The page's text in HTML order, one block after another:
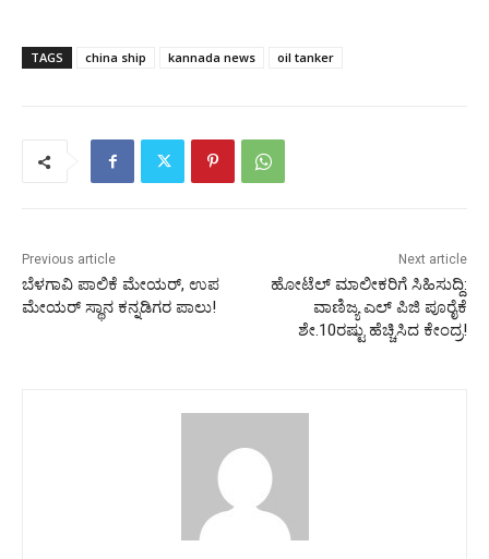
TAGS china ship kannada news oil tanker
Previous article
ಬೆಳಗಾವಿ ಪಾಲಿಕೆ ಮೇಯರ್, ಉಪ
ಮೇಯರ್ ಸ್ಥಾನ ಕನ್ನಡಿಗರ ಪಾಲು!
Next article
ಹೋಟೆಲ್ ಮಾಲೀಕರಿಗೆ ಸಿಹಿಸುದ್ದಿ:
ವಾಣಿಜ್ಯ ಎಲ್ ಪಿಜಿ ಪೂರೈಕೆ
ಶೇ.10ರಷ್ಟು ಹೆಚ್ಚಿಸಿದ ಕೇಂದ್ರ!